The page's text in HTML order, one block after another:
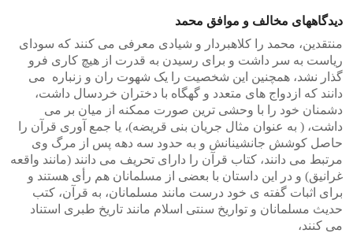
دیدگاههای مخالف و موافق محمد
منتقدین، محمد را کلاهبردار و شیادی معرفی می کنند که سودای
ریاست به سر داشت و برای رسیدن به قدرت از هیچ کاری فرو
گذار نشد، همچنین این شخصیت را یک شهوت ران و زنباره می
دانند که ازدواج های متعدد و گهگاه با دختران خردسال داشت،
دشمنان خود را با وحشی ترین صورت ممکنه از میان بر می
داشت، ( به عنوان مثال جریان بنی قریضه)، یا جمع آوری قرآن را
حاصل کوشش جانشینانش و به حدود سه دهه پس از مرگ وی
مرتبط می دانند، کتاب قرآن را دارای تحریف می دانند (مانند واقعه
غرانیق) و در این داستان با بعضی از مسلمانان هم رأی هستند و
برای اثبات گفته ی خود درست مانند مسلمانان، به قرآن، کتب
حدیث مسلمانان و تواریخ سنتی اسلام مانند تاریخ طبری استناد
می کنند،